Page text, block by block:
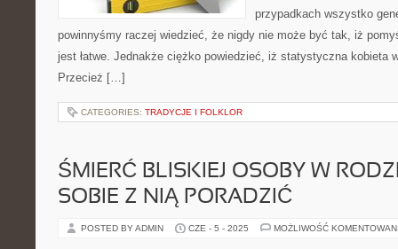
przypadkach wszystko
powinnyśmy raczej wiedzieć, że nigdy nie może być tak, iż
jest łatwe. Jednakże ciężko powiedzieć, iż statystyczna kobieta
Przecież […]
CATEGORIES: TRADYCJE I FOLKLOR
ŚMIERĆ BLISKIEJ OSOBY W
SOBIE Z NIĄ PORADZIĆ
POSTED BY ADMIN CZE - 5 - 2025 MOŻLIWOŚĆ